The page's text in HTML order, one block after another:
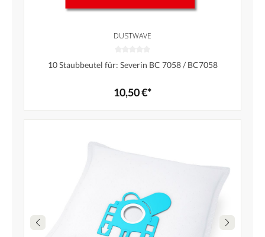
DUSTWAVE
10 Staubbeutel für: Severin BC 7058 / BC7058
10,50 €*